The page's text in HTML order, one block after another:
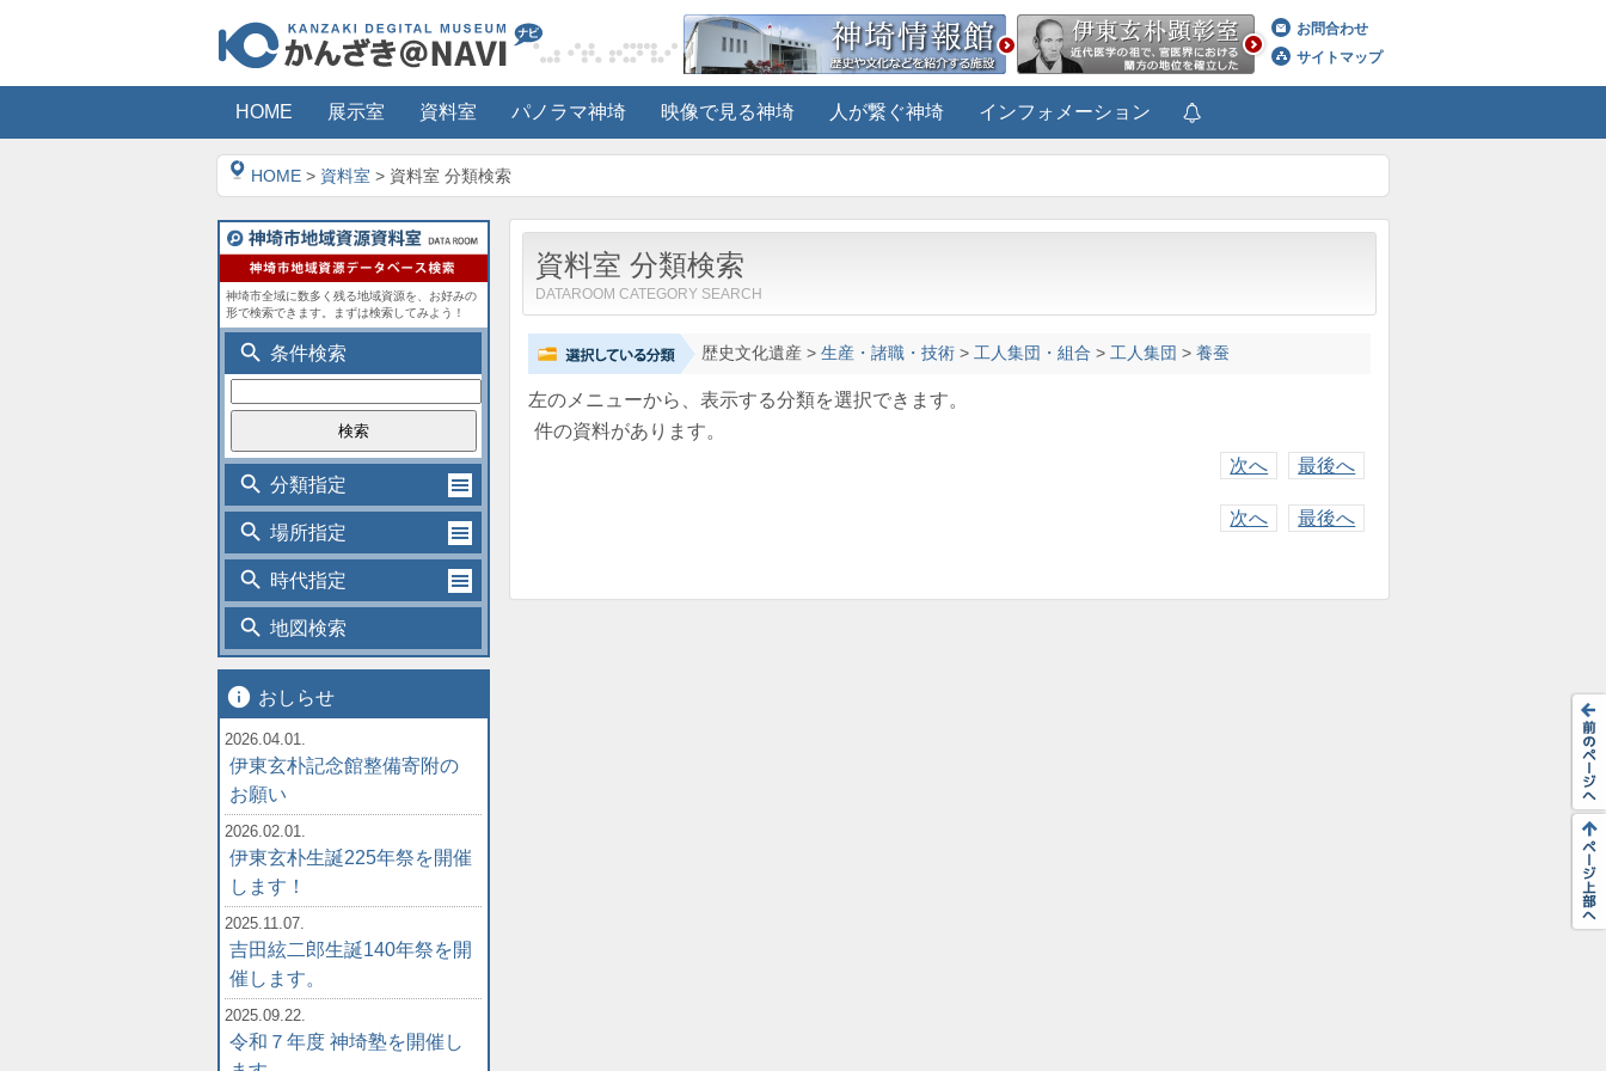
お問合わせ
サイトマップ
HOME 展示室 資料室 パノラマ神埼 映像で見る神埼 人が繋ぐ神埼 インフォメーション
HOME > 資料室 > 資料室 分類検索
資料室 分類検索
DATAROOM CATEGORY SEARCH
歴史文化遺産> 生産・諸職・技術> 工人集団・組合 > 工人集団 > 養蚕
左のメニューから、表示する分類を選択できます。
件の資料があります。
次へ
最後へ
次へ 最後へ
神埼市全域に数多く残る地域資源を、お好みの
形で検索できます。まずは検索してみよう！
search 条件検索
search 分類指定
search 場所指定
search 時代指定
search 地図検索
info おしらせ
2026.04.01.
伊東玄朴記念館整備寄附の
お願い
2026.02.01.
伊東玄朴生誕225年祭を開催
します！
2025.11.07.
吉田絃二郎生誕140年祭を開
催します。
2025.09.22.
令和７年度 神埼塾を開催し